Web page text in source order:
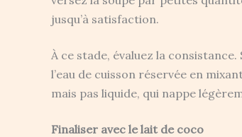
jusqu’à satisfaction.
À ce stade, évaluez la
l’eau de cuisson réservée en
mais pas liquide, qui nappe
Finaliser avec le lait de coco